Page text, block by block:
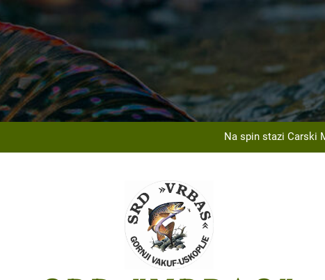
Na Ribarskom Domu Lnište održan tradicionalni
U saradnji sa JU Centar za sport, kulturu i obrazovanje,
Na spin stazi Carski
Na Ribarskom Domu Lnište održan tradicionalni
U saradnji sa JU Centar za sport, kulturu i obrazovanje,